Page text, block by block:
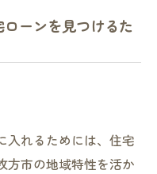
ーンを見つけるた
入れるためには、住宅
方市の地域特性を活か